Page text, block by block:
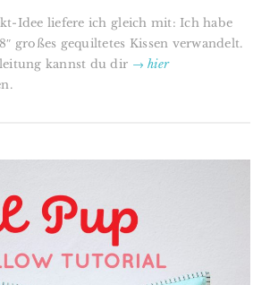
Idee liefere ich gleich mit: Ich habe
großes gequiltetes Kissen verwandelt.
kannst du dir → hier